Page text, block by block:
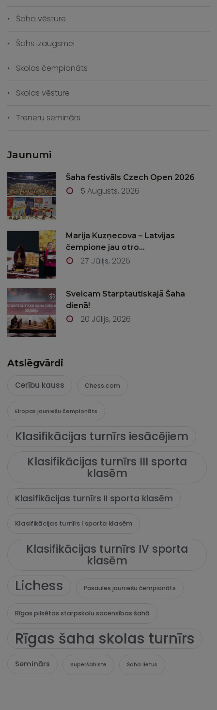
Šaha vēsture
Šahs izaugsmei
Skolas čempionāts
Skolas vēsture
Treneru seminārs
Jaunumi
Šaha festivāls Czech Open 2026
5 Augusts, 2026
Marija Kuzņecova – Latvijas
čempione jau otro...
27 Jūlijs, 2026
Sveicam Starptautiskajā Šaha
dienā!
20 Jūlijs, 2026
Atslēgvārdi
Cerību kauss Chess.com
Eiropas jauniešu čempionāts
Klasifikācijas turnīrs iesācējiem
Klasifikācijas turnīrs III sporta
klasēm
Klasifikācijas turnīrs II sporta klasēm
Klasifikācijas turnīrs I sporta klasēm
Klasifikācijas turnīrs IV sporta
klasēm
Lichess Pasaules jauniešu čempionāts
Rīgas pilsētas starpskolu sacensības šahā
Rīgas šaha skolas turnīrs
Seminārs Superšahiste Šaha lietus